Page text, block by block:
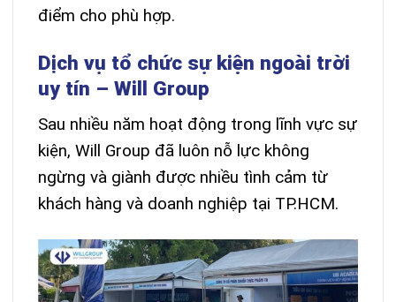
điểm cho phù hợp.
Dịch vụ tổ chức sự kiện ngoài trời
uy tín – Will Group
Sau nhiều năm hoạt động trong lĩnh vực sự
kiện, Will Group đã luôn nỗ lực không
ngừng và giành được nhiều tình cảm từ
khách hàng và doanh nghiệp tại TP.HCM.